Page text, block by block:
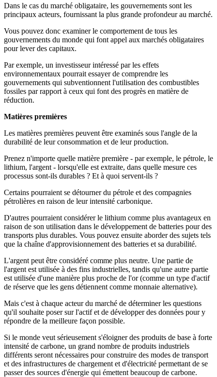
Dans le cas du marché obligataire, les gouvernements sont les
principaux acteurs, fournissant la plus grande profondeur au marché.
Vous pouvez donc examiner le comportement de tous les
gouvernements du monde qui font appel aux marchés obligataires
pour lever des capitaux.
Par exemple, un investisseur intéressé par les effets
environnementaux pourrait essayer de comprendre les
gouvernements qui subventionnent l'utilisation des combustibles
fossiles par rapport à ceux qui font des progrès en matière de
réduction.
Matières premières
Les matières premières peuvent être examinés sous l'angle de la
durabilité de leur consommation et de leur production.
Prenez n'importe quelle matière première - par exemple, le pétrole, le
lithium, l'argent - lorsqu'elle est extraite, dans quelle mesure ces
processus sont-ils durables ? Et à quoi servent-ils ?
Certains pourraient se détourner du pétrole et des compagnies
pétrolières en raison de leur intensité carbonique.
D'autres pourraient considérer le lithium comme plus avantageux en
raison de son utilisation dans le développement de batteries pour des
transports plus durables. Vous pouvez ensuite aborder des sujets tels
que la chaîne d'approvisionnement des batteries et sa durabilité.
L'argent peut être considéré comme plus neutre. Une partie de
l'argent est utilisée à des fins industrielles, tandis qu'une autre partie
est utilisée d'une manière plus proche de l'or (comme un type d'actif
de réserve que les gens détiennent comme monnaie alternative).
Mais c'est à chaque acteur du marché de déterminer les questions
qu'il souhaite poser sur l'actif et de développer des données pour y
répondre de la meilleure façon possible.
Si le monde veut sérieusement s'éloigner des produits de base à forte
intensité de carbone, un grand nombre de produits industriels
différents seront nécessaires pour construire des modes de transport
et des infrastructures de chargement et d'électricité permettant de se
passer des sources d'énergie qui émettent beaucoup de carbone.